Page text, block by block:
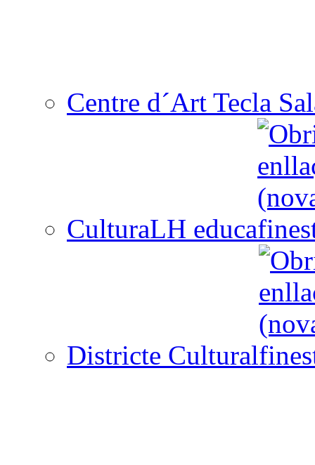
Centre d´Art Tecla
CulturaLH educa
Districte Cultural